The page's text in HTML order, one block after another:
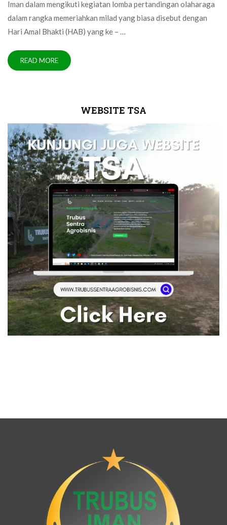
Iman dalam mengikuti kegiatan lomba pertandingan olaharaga
dalam rangka memeriahkan milad yang biasa disebut dengan
Hari Amal Bhakti (HAB) yang ke – …
READ MORE
WEBSITE TSA